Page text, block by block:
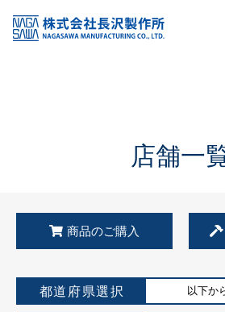
KSS加盟店・取扱店情報
店舗一覧
店舗一
商品のご購入
都道府県選択 以下か